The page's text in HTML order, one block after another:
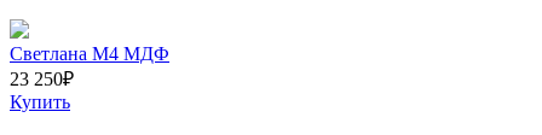
Светлана M4 МДФ
23 250₽
Купить